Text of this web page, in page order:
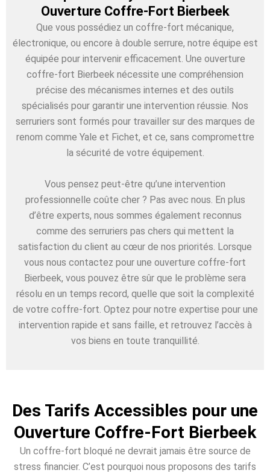
Ouverture Coffre-Fort Bierbeek
Que vous possédiez un coffre-fort mécanique,
électronique, ou encore à double serrure, notre équipe est
équipée pour intervenir efficacement. Une ouverture
coffre-fort Bierbeek nécessite une compréhension
précise des mécanismes internes et des outils
spécialisés pour garantir une intervention réussie. Nos
serruriers sont formés pour travailler sur des marques de
renom comme Yale et Fichet, et ce, sans compromettre
la sécurité de votre équipement.
Vous pensez peut-être qu’une intervention
professionnelle coûte cher ? Pas avec nous. En plus
d’être experts, nous sommes également reconnus
comme des serruriers pas chers qui mettent la
satisfaction du client au cœur de nos priorités. Lorsque
vous nous contactez pour une ouverture coffre-fort
Bierbeek, vous pouvez être sûr que le problème sera
résolu en un temps record, quelle que soit la complexité
de votre coffre-fort. Optez pour notre expertise pour une
intervention rapide et sans faille, et retrouvez l’accès à
vos biens en toute tranquillité.
Des Tarifs Accessibles pour une
Ouverture Coffre-Fort Bierbeek
Un coffre-fort bloqué ne devrait jamais être source de
stress financier. C’est pourquoi nous proposons des tarifs